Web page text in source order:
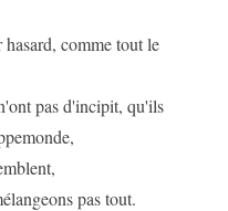
comme tout le
pas d'incipit, qu'ils
pas tout.